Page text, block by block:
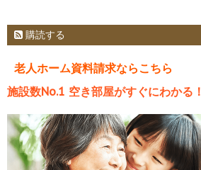
購読する
老人ホーム資料請求ならこちら
施設数No.1 空き部屋がすぐにわかる！